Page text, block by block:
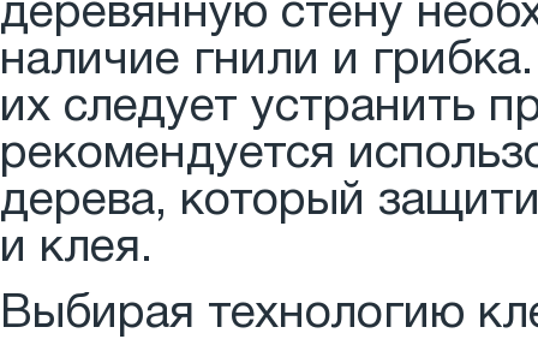
деревянную стену
наличие гнили и
их следует устранить
рекомендуется
дерева, который
и клея.
Выбирая технологию